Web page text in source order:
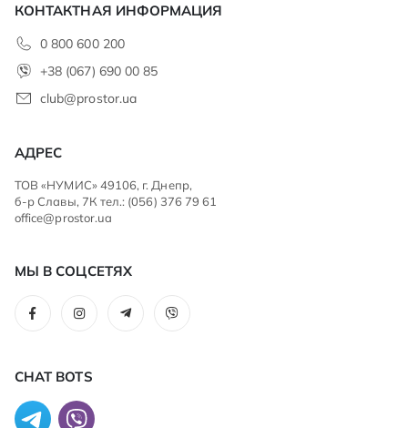
КОНТАКТНАЯ ИНФОРМАЦИЯ
0 800 600 200
+38 (067) 690 00 85
club@prostor.ua
АДРЕС
ТОВ «НУМИС» 49106, г. Днепр,
б-р Славы, 7К тел.: (056) 376 79 61
office@prostor.ua
МЫ В СОЦСЕТЯХ
CHAT BOTS